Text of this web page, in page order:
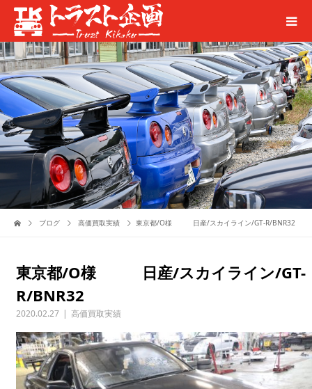
ブログ 高価買取実績 東京都/O様 日産/スカイライン/GT-R/BNR32
東京都/O様 日産/スカイライン/GT-
R/BNR32
2020.02.27 高価買取実績